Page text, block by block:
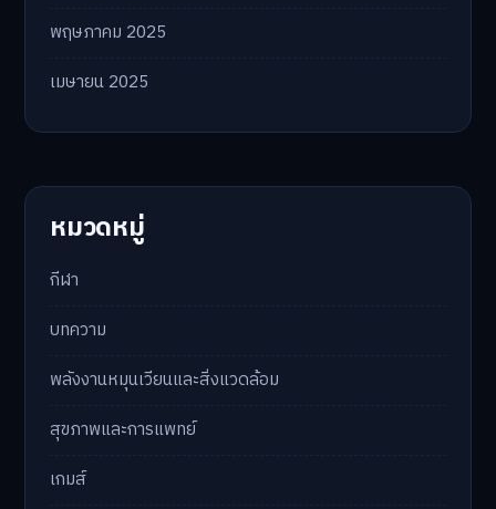
พฤษภาคม 2025
เมษายน 2025
หมวดหมู่
กีฬา
บทความ
พลังงานหมุนเวียนและสิ่งแวดล้อม
สุขภาพและการแพทย์
เกมส์